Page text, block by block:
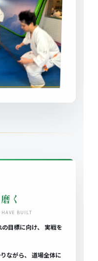
く
BUILT
目標に向け、 実戦を
ながら、 道場全体に